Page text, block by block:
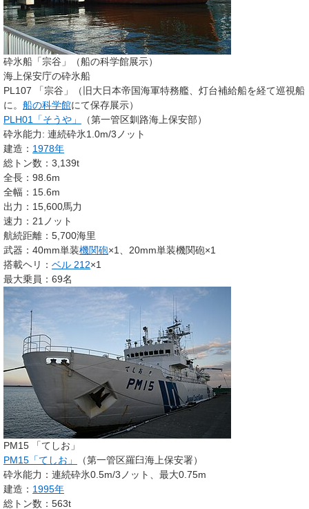
砕氷船「宗谷」（船の科学館展示）
海上保安庁の砕氷船
PL107 「宗谷」
（旧大日本帝国海軍特務艦、灯台補給船を経て巡視船
に。 船の科学館にて保存展示）
PLH01「そうや」
（第一管区釧路海上保安部）
砕氷能力: 連続砕氷1.0m/3ノット
建造： 1978年
総トン数：3,139t
全長：98.6m
全幅：15.6m
出力：15,600馬力
速力：21ノット
航続距離：5,700海里
武器：40mm単装機関砲×1、20mm単装機関砲×1
搭載ヘリ： ベル 212×1
最大乗員：69名
PM15 「てしお」
PM15「てしお」
（第一管区羅臼海上保安署）
砕氷能力：連続砕氷0.5m/3ノット、最大0.75m
建造： 1995年
総トン数：563t